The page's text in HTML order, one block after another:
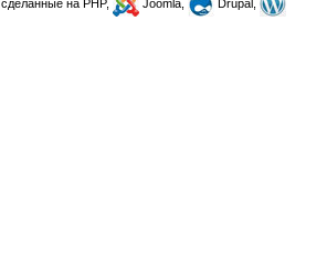
, сделанные на PHP, Joomla,
Drupal,